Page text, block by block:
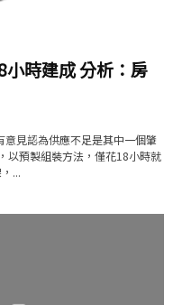
時建成 分析：房
見認為供應不足是其中一個肇
以預製組裝方法，僅花18小時就
...